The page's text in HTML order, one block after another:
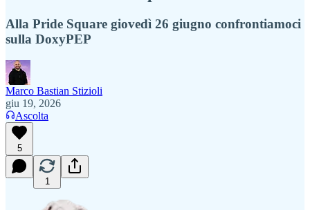
Alla Pride Square giovedì 26 giugno confrontiamoci
sulla DoxyPEP
Marco Bastian Stizioli
giu 19, 2026
Ascolta
5
1